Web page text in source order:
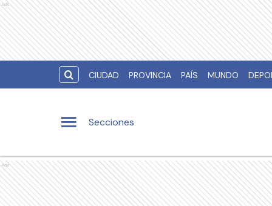
Ads
CIUDAD PROVINCIA PAÍS MUNDO
Secciones
Ads